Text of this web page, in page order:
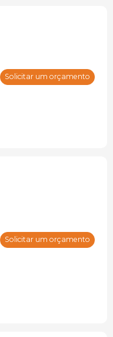
Solicitar um orçamento
Solicitar um orçamento